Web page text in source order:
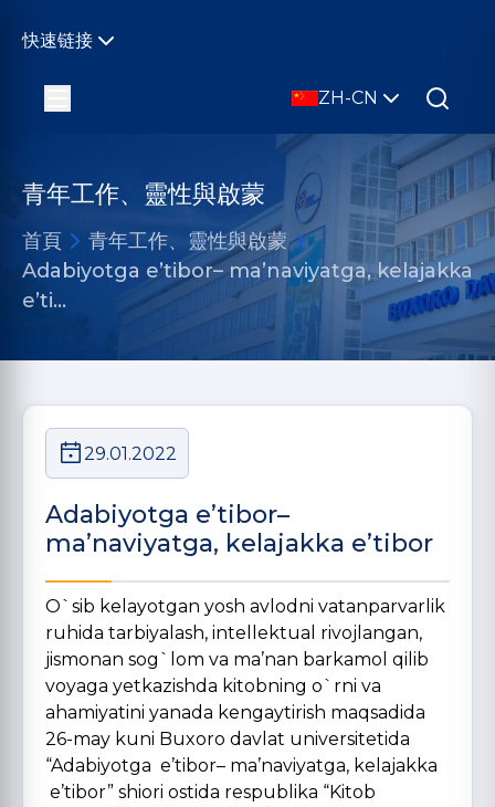
快速链接
ZH-CN
青年工作、靈性與啟蒙
首頁
青年工作、靈性與啟蒙
Adabiyotga e’tibor– ma’naviyatga, kelajakka
e’ti…
29.01.2022
Adabiyotga e’tibor–
ma’naviyatga, kelajakka e’tibor
O`sib kelayotgan yosh avlodni vatanparvarlik
ruhida tarbiyalash, intellektual rivojlangan,
jismonan sog`lom va ma’nan barkamol qilib
voyaga yetkazishda kitobning o`rni va
ahamiyatini yanada kengaytirish maqsadida
26-may kuni Buxoro davlat universitetida
“Adabiyotga e’tibor– ma’naviyatga, kelajakka
e’tibor” shiori ostida respublika “Kitob